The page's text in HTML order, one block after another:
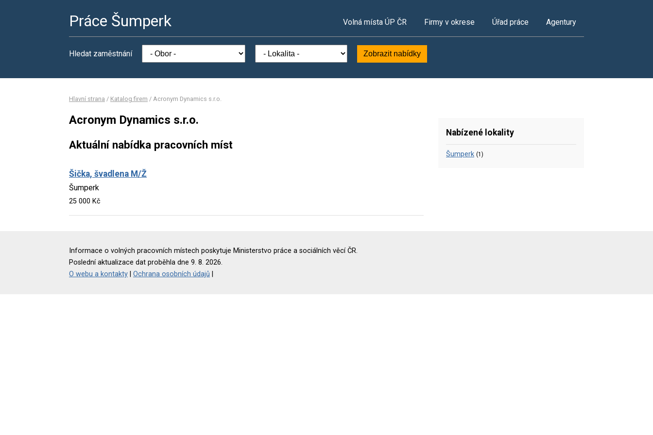
Práce Šumperk Volná místa ÚP ČR Firmy v okrese Úřad práce Agentury
Hledat zaměstnání Zobrazit nabídky
Hlavní strana / Katalog firem / Acronym Dynamics s.r.o.
Acronym Dynamics s.r.o.
Aktuální nabídka pracovních míst
Šička, švadlena M/Ž
Šumperk
25 000 Kč
Nabízené lokality
Šumperk (1)
Informace o volných pracovních místech poskytuje Ministerstvo práce a sociálních věcí ČR.
Poslední aktualizace dat proběhla dne 9. 8. 2026.
O webu a kontakty
Ochrana osobních údajů